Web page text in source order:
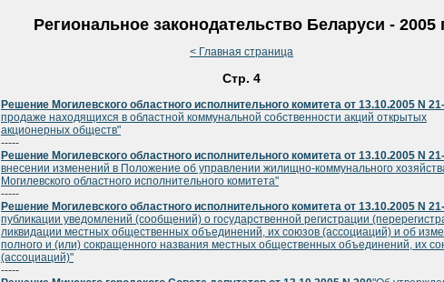
Региональное законодательство Беларуси - 2005
< Главная страница
Стр. 4
Решение Могилевского областного исполнительного комитета от 13.10.2005 N
продаже находящихся в областной коммунальной собственности акций открытых
акционерных обществ"
-----
Решение Могилевского областного исполнительного комитета от 13.10.2005 N
внесении изменений в Положение об управлении жилищно-коммунального
Могилевского областного исполнительного комитета"
-----
Решение Могилевского областного исполнительного комитета от 13.10.2005 N
публикации уведомлений (сообщений) о государственной регистрации
ликвидации местных общественных объединений, их союзов (ассоциаций) и об
полного и (или) сокращенного названия местных общественных объединений, их
(ассоциаций)"
-----